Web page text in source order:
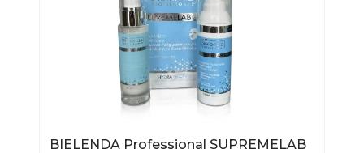
BIELENDA Professional SUPREMELAB